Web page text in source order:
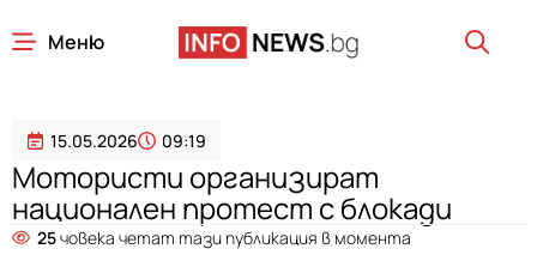
Меню
15.05.2026 09:19
Мотористи организират
национален протест с блокади
25човека четат тази публикация в момента